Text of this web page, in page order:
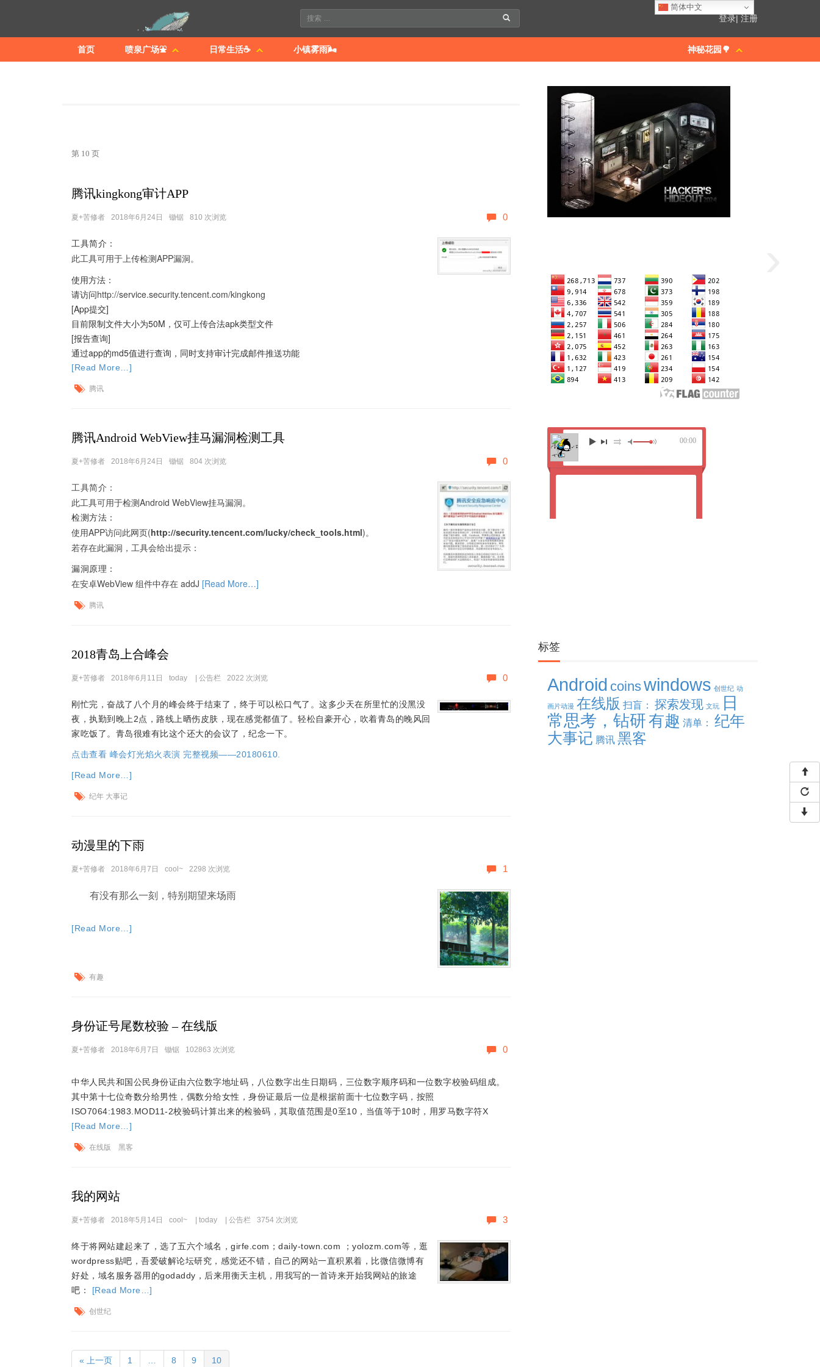
登录| 注册
首页 喷泉广场⛲ 日常生活☕ 小镇雾雨🌬 神秘花园🌳
第 10 页
腾讯kingkong审计APP
夏+苦修者 2018年6月24日 锄锯 810 次浏览 0
工具简介：
此工具可用于上传检测APP漏洞。
使用方法：
请访问http://service.security.tencent.com/kingkong
[App提交]
目前限制文件大小为50M，仅可上传合法apk类型文件
[报告查询]
通过app的md5值进行查询，同时支持审计完成邮件推送功能
[Read More…]
腾讯
腾讯Android WebView挂马漏洞检测工具
夏+苦修者 2018年6月24日 锄锯 804 次浏览 0
工具简介：
此工具可用于检测Android WebView挂马漏洞。
检测方法：
使用APP访问此网页(http://security.tencent.com/lucky/check_tools.html)。
若存在此漏洞，工具会给出提示：
漏洞原理：
在安卓WebView 组件中存在 addJ [Read More…]
腾讯
2018青岛上合峰会
夏+苦修者 2018年6月11日 today 公告栏 2022 次浏览 0
刚忙完，奋战了八个月的峰会终于结束了，终于可以松口气了。这多少天在所里忙的没黑没
夜，执勤到晚上2点，路线上晒伤皮肤，现在感觉都值了。轻松自豪开心，吹着青岛的晚风回
家吃饭了。青岛很难有比这个还大的会议了，纪念一下。
点击查看 峰会灯光焰火表演 完整视频——20180610.
[Read More…]
纪年 大事记
动漫里的下雨
夏+苦修者 2018年6月7日 cool~ 2298 次浏览 1
有没有那么一刻，特别期望来场雨
[Read More…]
有趣
身份证号尾数校验 – 在线版
夏+苦修者 2018年6月7日 锄锯 102863 次浏览 0
中华人民共和国公民身份证由六位数字地址码，八位数字出生日期码，三位数字顺序码和一位数字校验码组成。
其中第十七位奇数分给男性，偶数分给女性，身份证最后一位是根据前面十七位数字码，按照
ISO7064:1983.MOD11-2校验码计算出来的检验码，其取值范围是0至10，当值等于10时，用罗马数字符X
[Read More…]
在线版 黑客
我的网站
夏+苦修者 2018年5月14日 cool~ today 公告栏 3754 次浏览 3
终于将网站建起来了，选了五六个域名，girfe.com；daily-town.com ；yolozm.com等，逛
wordpress贴吧，吾爱破解论坛研究，感觉还不错，自己的网站一直积累着，比微信微博有
好处，域名服务器用的godaddy，后来用衡天主机，用我写的一首诗来开始我网站的旅途
吧： [Read More…]
创世纪
« 上一页 1 … 8 9 10
标签
Android coinswindows 创世纪 动
画片动漫 在线版 扫盲： 探索发现 文玩
日
常思考，钻研有趣 清单：
纪年
大事记 腾讯 黑客
简体中文